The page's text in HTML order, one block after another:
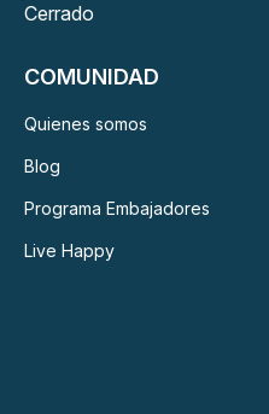
Cerrado
COMUNIDAD
Quienes somos
Blog
Programa Embajadores
Live Happy